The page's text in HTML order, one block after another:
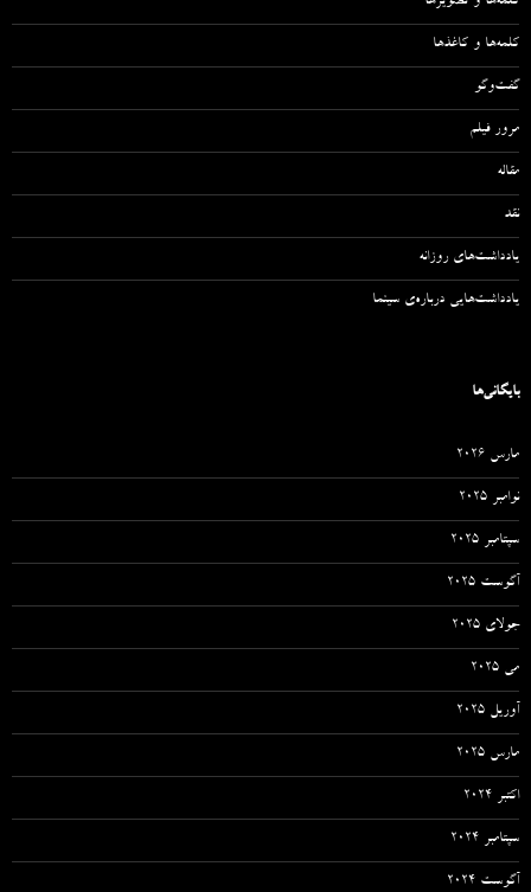
کلمه‌ها و کاغذها
گفت‌وگو
مرور فیلم
مقاله‌
نقد
یادداشت‌های روزانه
یادداشت‌هایی درباره‌ی سینما
بایگانی‌ها
مارس 2026
نوامبر 2025
سپتامبر 2025
آگوست 2025
جولای 2025
می 2025
آوریل 2025
مارس 2025
اکتبر 2024
سپتامبر 2024
آگوست 2024